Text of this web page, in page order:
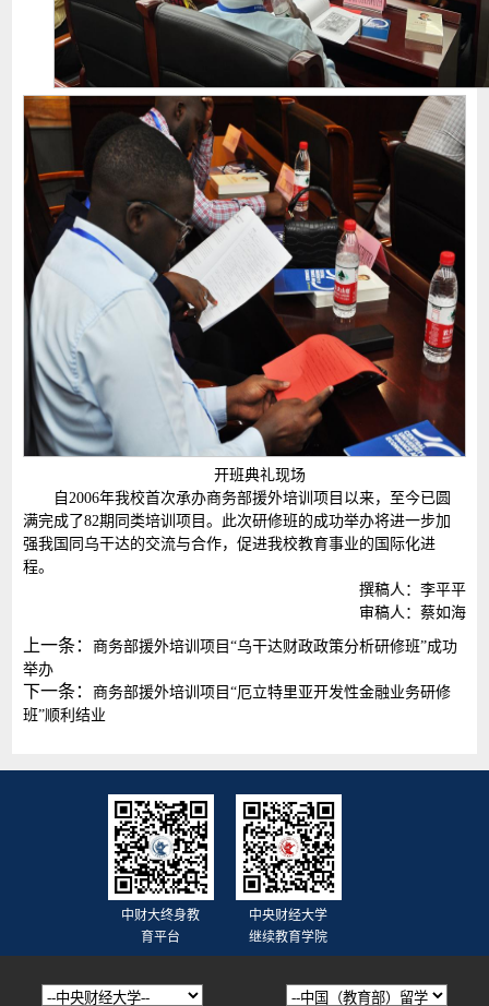
开班典礼现场
自2006年我校首次承办商务部援外培训项目以来，至今已圆
满完成了82期同类培训项目。此次研修班的成功举办将进一步加
强我国同乌干达的交流与合作，促进我校教育事业的国际化进
程。
撰稿人：李平平
审稿人：蔡如海
上一条：商务部援外培训项目“乌干达财政政策分析研修班”成功
举办
下一条：商务部援外培训项目“厄立特里亚开发性金融业务研修
班”顺利结业
中财大终身教
育平台
中央财经大学
继续教育学院